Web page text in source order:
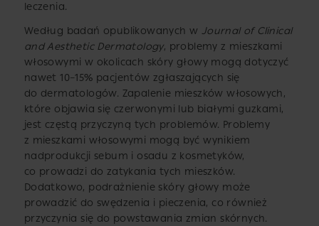
leczenia.
Według badań opublikowanych w Journal of Clinical
and Aesthetic Dermatology, problemy z mieszkami
włosowymi w okolicach skóry głowy mogą dotyczyć
nawet 10–15% pacjentów zgłaszających się
do dermatologów. Zapalenie mieszków włosowych,
które objawia się czerwonymi lub białymi guzkami,
jest częstą przyczyną tych problemów. Problemy
z mieszkami włosowymi mogą być wynikiem
nadprodukcji sebum i osadu z kosmetyków,
co prowadzi do zatykania tych mieszków.
Dodatkowo, podrażnienie skóry głowy może
prowadzić do swędzenia i pieczenia, co również
przyczynia się do powstawania zmian skórnych.